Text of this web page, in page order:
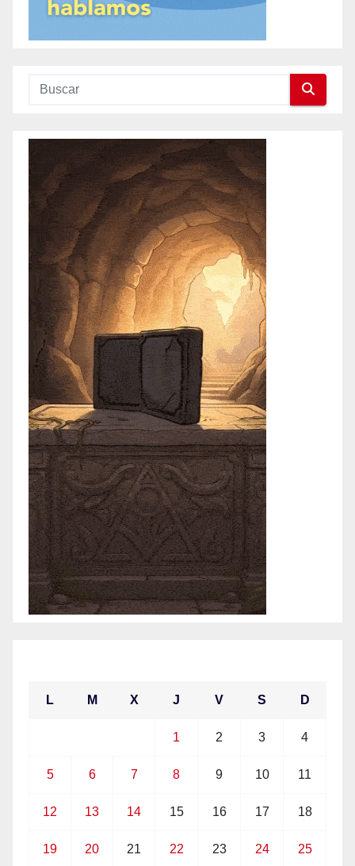
L M X J V S D
1 2 3 4
5 6 7 8 9 10 11
12 13 14 15 16 17 18
19 20 21 22 23 24 25